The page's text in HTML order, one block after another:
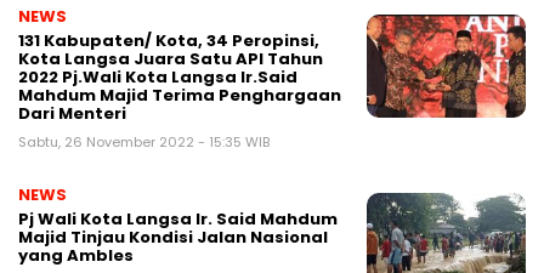
NEWS
131 Kabupaten/ Kota, 34 Peropinsi,
Kota Langsa Juara Satu API Tahun
2022 Pj.Wali Kota Langsa Ir.Said
Mahdum Majid Terima Penghargaan
Dari Menteri
Sabtu, 26 November 2022 - 15:35 WIB
NEWS
Pj Wali Kota Langsa Ir. Said Mahdum
Majid Tinjau Kondisi Jalan Nasional
yang Ambles